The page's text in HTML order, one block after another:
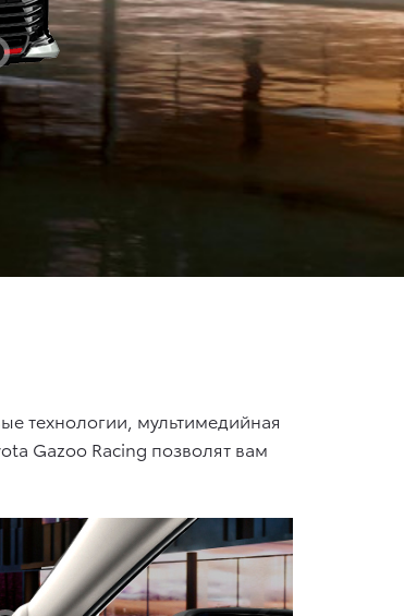
технологии, мультимедийная
Gazoo Racing позволят вам